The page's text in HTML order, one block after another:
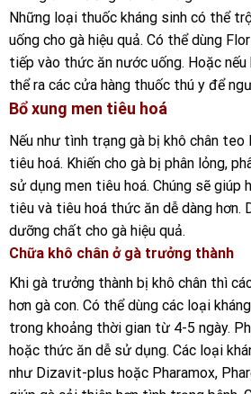
Những loại thuốc kháng sinh có thể
uống cho gà hiệu quả. Có thể dùng
tiếp vào thức ăn nước uống. Hoặc
thể ra các cửa hàng thuốc thú y để
Bổ xung men tiêu hoá
Nếu như tình trạng gà bị khô chân
tiêu hoá. Khiến cho gà bị phân lỏng,
sử dụng men tiêu hoá. Chúng sẽ giúp
tiêu và tiêu hoá thức ăn dễ dàng hơn.
dưỡng chất cho gà hiệu quả.
Chữa khô chân ở gà trưởng thành
Khi gà trưởng thành bị khô chân thì
hơn gà con. Có thể dùng các loại
trong khoảng thời gian từ 4-5 ngày.
hoặc thức ăn dễ sử dụng. Các loại
như Dizavit-plus hoặc Pharamox,